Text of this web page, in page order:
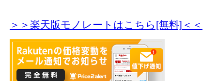
＞＞楽天版モノレートはこちら[無料]＜＜